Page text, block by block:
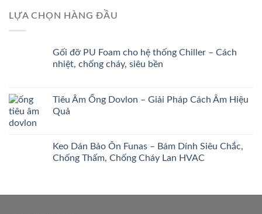
LỰA CHỌN HÀNG ĐẦU
Gối đỡ PU Foam cho hệ thống Chiller – Cách
nhiệt, chống cháy, siêu bền
Tiêu Âm Ống Dovlon – Giải Pháp Cách Âm Hiệu
Quả
Keo Dán Bảo Ôn Funas – Bám Dính Siêu Chắc,
Chống Thấm, Chống Cháy Lan HVAC